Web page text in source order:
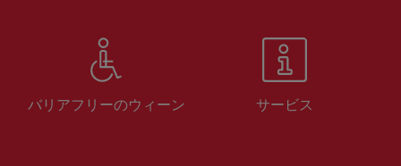
バリアフリーのウィーン サービス